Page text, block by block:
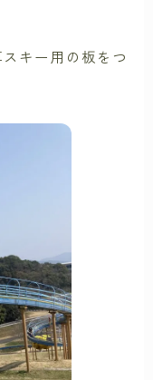
キー用の板をつ